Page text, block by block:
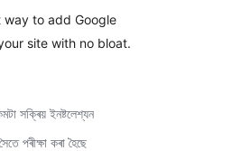
way to add Google
site with no bloat.
সক্ৰিয় ইনষ্টলেশ্যন
পৰীক্ষা কৰা হৈছে